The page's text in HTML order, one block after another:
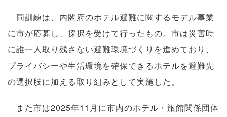
同訓練は、内閣府のホテル避難に関するモデル事業
に市が応募し、採択を受けて行ったもの。市は災害時
に誰一人取り残さない避難環境づくりを進めており、
プライバシーや生活環境を確保できるホテルを避難先
の選択肢に加える取り組みとして実施した。
また市は2025年11月に市内のホテル・旅館関係団体